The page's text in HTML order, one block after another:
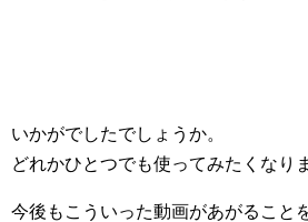
いかがでしたでしょうか。
どれかひとつでも使ってみたくなり
今後もこういった動画があがること